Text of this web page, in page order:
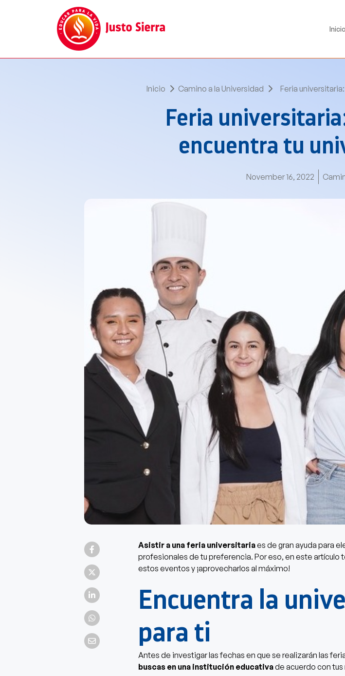
Inicio
Inicio Camino a la Universidad Feria
Feria
encuentra tu
November 16, 2022
Asistir a una feria universitariaes de gran ayuda para
profesionales de tu preferencia. Por eso, en este
estos eventos y ¡aprovecharlos al máximo!
Encuentra la
para ti
Antes de investigar las fechas en que se realizarán las
buscas en una institución educativade acuerdo con